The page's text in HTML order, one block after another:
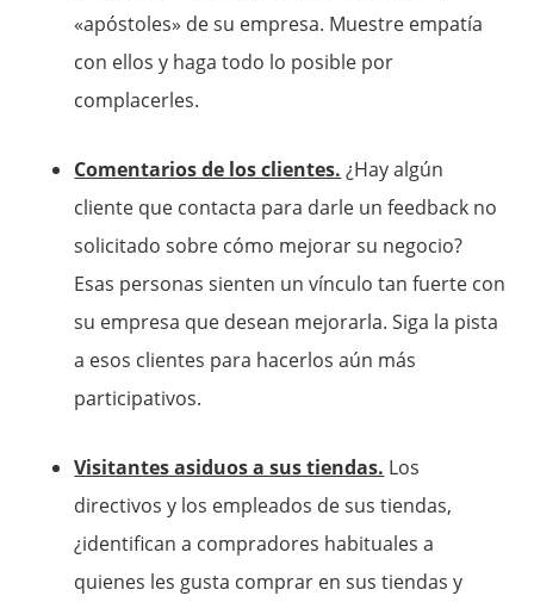
«apóstoles» de su empresa. Muestre empatía
con ellos y haga todo lo posible por
complacerles.
Comentarios de los clientes. ¿Hay algún
cliente que contacta para darle un feedback no
solicitado sobre cómo mejorar su negocio?
Esas personas sienten un vínculo tan fuerte con
su empresa que desean mejorarla. Siga la pista
a esos clientes para hacerlos aún más
participativos.
Visitantes asiduos a sus tiendas. Los
directivos y los empleados de sus tiendas,
¿identifican a compradores habituales a
quienes les gusta comprar en sus tiendas y